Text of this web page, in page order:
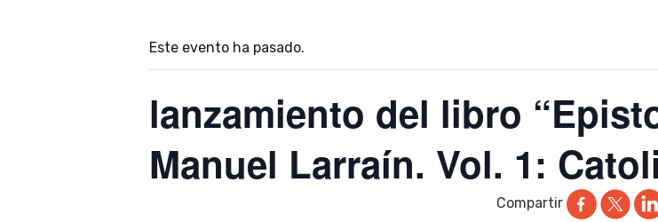
Este evento ha pasado.
lanzamiento del libro
Manuel Larraín. Vol. 1:
Compartir